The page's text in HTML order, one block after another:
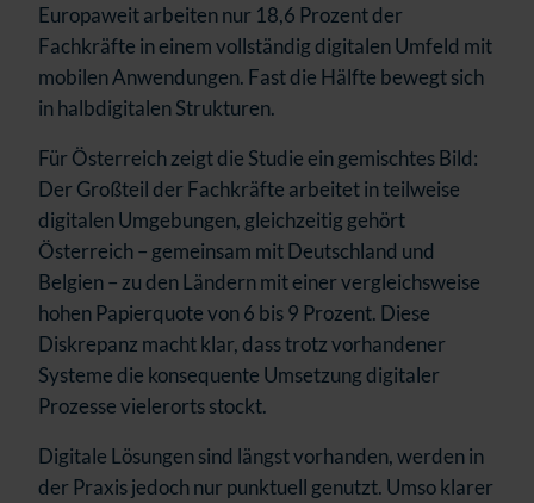
Europaweit arbeiten nur 18,6 Prozent der
Fachkräfte in einem vollständig digitalen Umfeld mit
mobilen Anwendungen. Fast die Hälfte bewegt sich
in halbdigitalen Strukturen.
Für Österreich zeigt die Studie ein gemischtes Bild:
Der Großteil der Fachkräfte arbeitet in teilweise
digitalen Umgebungen, gleichzeitig gehört
Österreich – gemeinsam mit Deutschland und
Belgien – zu den Ländern mit einer vergleichsweise
hohen Papierquote von 6 bis 9 Prozent. Diese
Diskrepanz macht klar, dass trotz vorhandener
Systeme die konsequente Umsetzung digitaler
Prozesse vielerorts stockt.
Digitale Lösungen sind längst vorhanden, werden in
der Praxis jedoch nur punktuell genutzt. Umso klarer